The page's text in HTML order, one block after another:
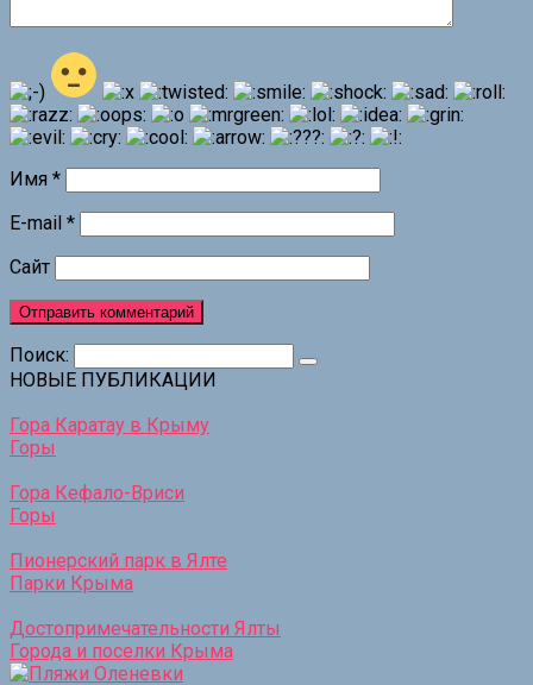
Имя *
E-mail *
Сайт
Поиск:
НОВЫЕ ПУБЛИКАЦИИ
Гора Каратау в Крыму
Горы
Гора Кефало-Вриси
Горы
Пионерский парк в Ялте
Парки Крыма
Достопримечательности Ялты
Города и поселки Крыма